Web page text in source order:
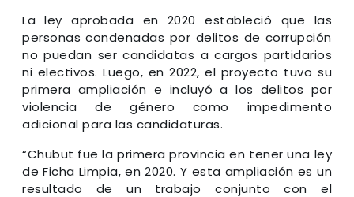
La ley aprobada en 2020 estableció que las
personas condenadas por delitos de corrupción
no puedan ser candidatas a cargos partidarios
ni electivos. Luego, en 2022, el proyecto tuvo su
primera ampliación e incluyó a los delitos por
violencia de género como impedimento
adicional para las candidaturas.
“Chubut fue la primera provincia en tener una ley
de Ficha Limpia, en 2020. Y esta ampliación es un
resultado de un trabajo conjunto con el